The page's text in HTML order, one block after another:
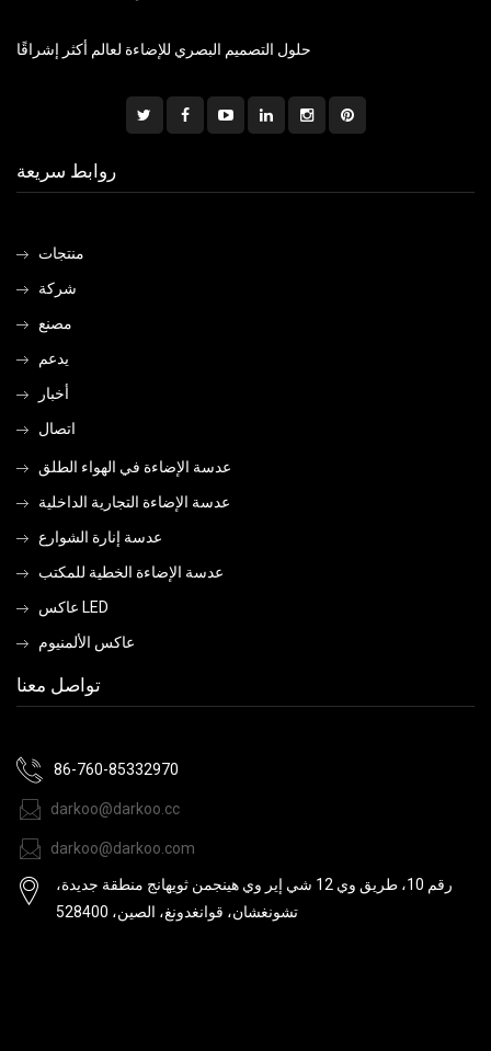
حلول التصميم البصري للإضاءة لعالم أكثر إشراقًا
روابط سريعة
منتجات
شركة
مصنع
يدعم
أخبار
اتصال
عدسة الإضاءة في الهواء الطلق
عدسة الإضاءة التجارية الداخلية
عدسة إنارة الشوارع
عدسة الإضاءة الخطية للمكتب
عاكس LED
عاكس الألمنيوم
تواصل معنا
86-760-85332970
darkoo@darkoo.cc
darkoo@darkoo.com
رقم 10، طريق وي 12 شي إير وي هينجمن ثويهانج منطقة جديدة،
تشونغشان، قوانغدونغ، الصين، 528400